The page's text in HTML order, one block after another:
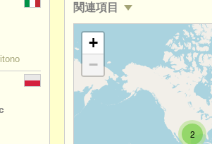
お問い合わせ rss feeds
out about our ATS faq
関連項目
求人情報 (演奏関係の職):
講習会: 声楽 (13)
degree courses: 声楽 (11)
(33) 2
+
−